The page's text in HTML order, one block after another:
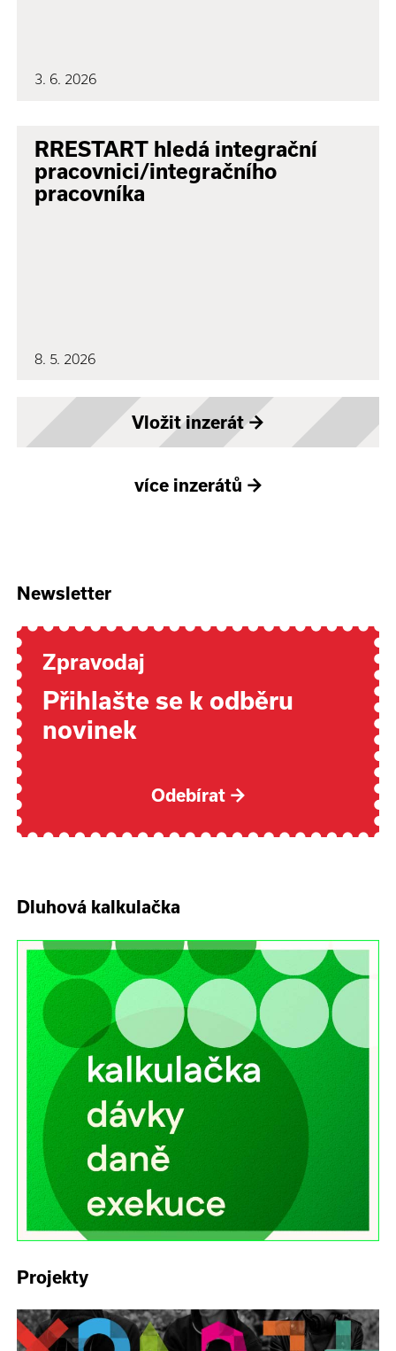
3. 6. 2026
RRESTART hledá integrační
pracovnici/integračního
pracovníka
8. 5. 2026
Vložit inzerát→
více inzerátů →
Newsletter
Zpravodaj
Přihlašte se k odběru
novinek
Odebírat →
Dluhová kalkulačka
Projekty